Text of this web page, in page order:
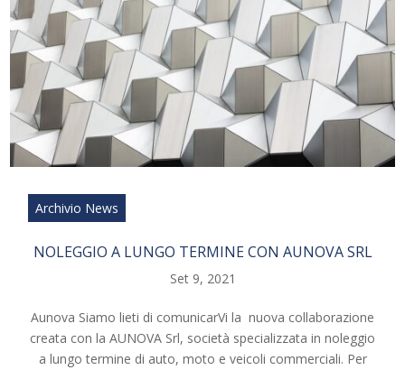
Archivio News
NOLEGGIO A LUNGO TERMINE CON AUNOVA SRL
Set 9, 2021
Aunova Siamo lieti di comunicarVi la nuova collaborazione
creata con la AUNOVA Srl, società specializzata in noleggio
a lungo termine di auto, moto e veicoli commerciali. Per